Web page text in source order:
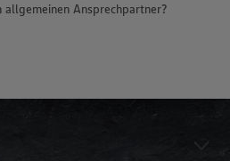
Ansprechpartner?